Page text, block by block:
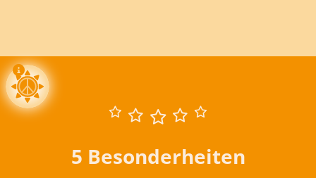
5 Besonderheiten